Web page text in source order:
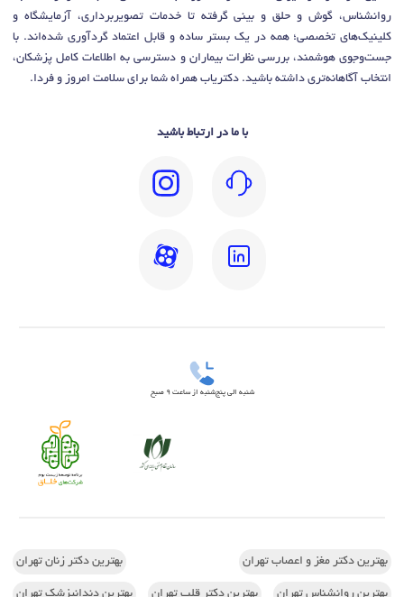
روانشناس، گوش و حلق و بینی گرفته تا خدمات تصویربرداری، آزمایشگاه و
کلینیک‌های تخصصی؛ همه در یک بستر ساده و قابل اعتماد گردآوری شده‌اند. با
جست‌وجوی هوشمند، بررسی نظرات بیماران و دسترسی به اطلاعات کامل پزشکان،
انتخاب آگاهانه‌تری داشته باشید. دکتریاب همراه شما برای سلامت امروز و فردا.
با ما در ارتباط باشید
شنبه الی پنج‌شنبه از ساعت 9 صبح
بهترین دکتر مغز و اعصاب تهران بهترین دکتر زنان تهران
بهترین روانشناس تهران بهترین دکتر قلب تهران بهترین دندانپزشک تهران